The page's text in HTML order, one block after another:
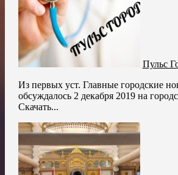
Пульс
Из первых уст. Главные городские
обсуждалось 2 декабря 2019 на
Скачать...